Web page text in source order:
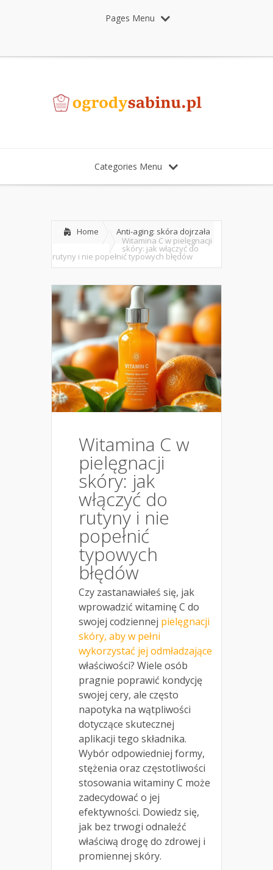
Pages Menu
Categories Menu
Home
Anti-aging: skóra dojrzała
Witamina C w pielęgnacji
skóry: jak włączyć do
rutyny i nie popełnić typowych błędów
Witamina C w
pielęgnacji
skóry: jak
włączyć do
rutyny i nie
popełnić
typowych
błędów
Czy zastanawiałeś się, jak
wprowadzić witaminę C do
swojej codziennej pielęgnacji
skóry, aby w pełni
wykorzystać jej odmładzające
właściwości? Wiele osób
pragnie poprawić kondycję
swojej cery, ale często
napotyka na wątpliwości
dotyczące skutecznej
aplikacji tego składnika.
Wybór odpowiedniej formy,
stężenia oraz częstotliwości
stosowania witaminy C może
zadecydować o jej
efektywności. Dowiedz się,
jak bez trwogi odnaleźć
właściwą drogę do zdrowej i
promiennej skóry.